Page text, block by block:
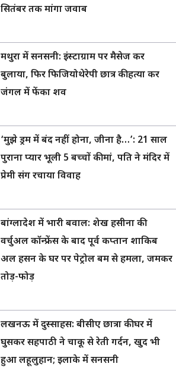
सितंबर तक मांगा जवाब
मथुरा में सनसनी: इंस्टाग्राम पर मैसेज कर
बुलाया, फिर फिजियोथेरेपी छात्र की हत्या कर
जंगल में फेंका शव
‘मुझे ड्रम में बंद नहीं होना, जीना है…’: 21 साल
पुराना प्यार भूली 5 बच्चों की मां, पति ने मंदिर में
प्रेमी संग रचाया विवाह
बांग्लादेश में भारी बवाल: शेख हसीना की
वर्चुअल कॉन्फ्रेंस के बाद पूर्व कप्तान शाकिब
अल हसन के घर पर पेट्रोल बम से हमला, जमकर
तोड़-फोड़
लखनऊ में दुस्साहस: बीसीए छात्रा की घर में
घुसकर सहपाठी ने चाकू से रेती गर्दन, खुद भी
हुआ लहूलुहान; इलाके में सनसनी